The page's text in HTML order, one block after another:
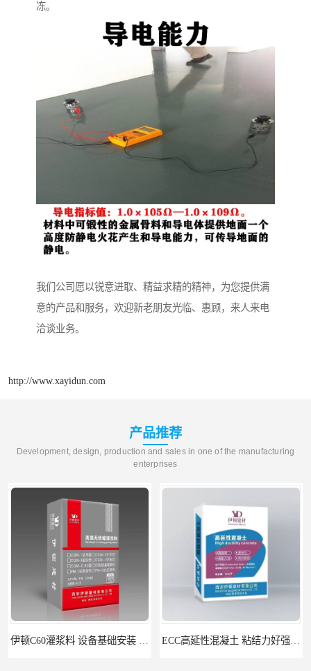
冻。
我们公司愿以锐意进取、精益求精的精神，为您提供满
意的产品和服务，欢迎新老朋友光临、惠顾，来人来电
洽谈业务。
http://www.xayidun.com
产品推荐
Development, design, production and sales in one of the manufacturing
enterprises